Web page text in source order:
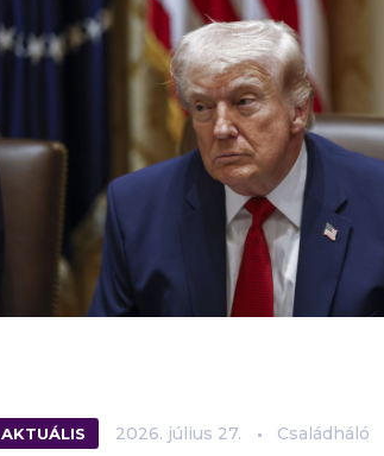
AKTUÁLIS 2026. július 27. Családháló